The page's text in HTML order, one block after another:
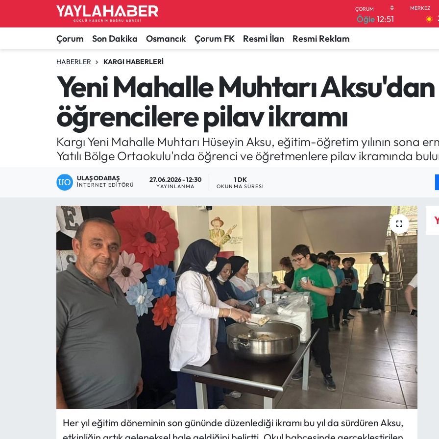
Öğle12:51
Çorum Son Dakika Osmancık Çorum FK Resmi İlan Resmi Reklam
HABERLER KARGI HABERLERI
Yeni Mahalle Muhtarı
öğrencilere pilav ikramı
Kargı Yeni Mahalle Muhtarı Hüseyin Aksu, eğitim-öğretim yılının sona
Yatılı Bölge Ortaokulu'nda öğrenci ve öğretmenlere pilav ikramında
ULAŞ ODABAŞ
İNTERNET EDITÖRÜ
27.06.2026 - 12:30
YAYINLANMA
1 DK
OKUNMA SÜRESI
Her yıl eğitim döneminin son gününde düzenlediği ikramı bu yıl da sürdüren Aksu,
Alaca Haberleri
Bayat Haberleri
Bilgi - Keşfet Haberleri
Bilim ve Teknoloji
Boğazkale Haberleri
Çorum Haberleri
Çorum Son Dakika Haberleri
Dodurga Haberleri
Ekonomi
İskilip Haberleri
Kargı Haberleri
Kültür Sanat
Laçin Haberleri
Çorum Nöbetçi Eczaneler
Çorum Hava Durumu
Çorum Namaz Vakitleri
Çorum Trafik Yoğunluk Haritası
TFF 1.Lig Puan Durumu ve Fikstür
Tüm Manşetler
Son Dakika Haberleri
Haber Arşivi